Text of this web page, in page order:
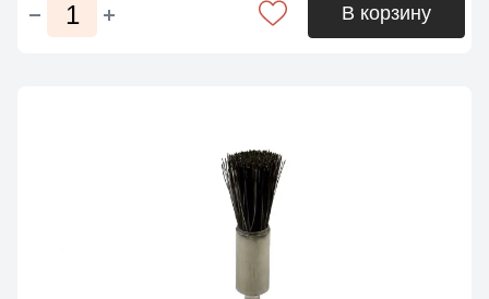
В корзину